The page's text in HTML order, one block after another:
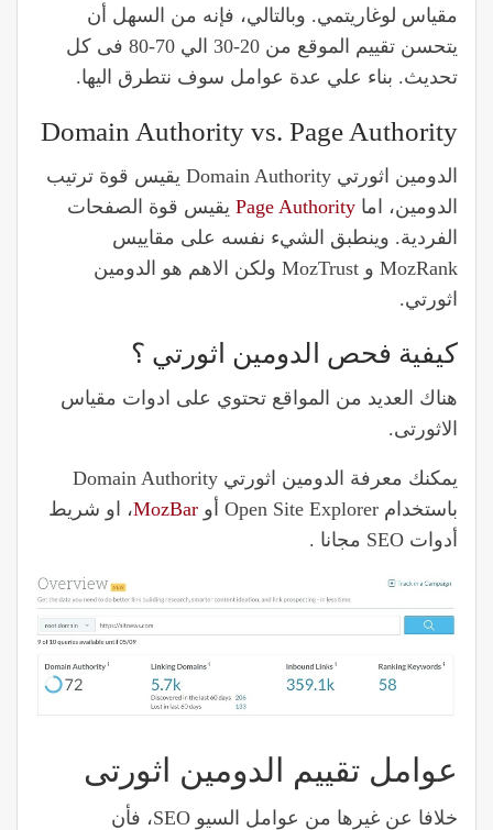
مقياس لوغاريتمي. وبالتالي، فإنه من السهل أن
يتحسن تقييم الموقع من 20-30 الي 70-80 فى كل
تحديث. بناء علي عدة عوامل سوف نتطرق اليها.
Domain Authority vs. Page Authority
الدومين اثورتي Domain Authority يقيس قوة ترتيب
الدومين، اما Page Authority يقيس قوة الصفحات
الفردية. وينطبق الشيء نفسه على مقاييس
MozRank و MozTrust ولكن الاهم هو الدومين
اثورتي.
كيفية فحص الدومين اثورتي ؟
هناك العديد من المواقع تحتوي على ادوات مقياس
الاثورتى.
يمكنك معرفة الدومين اثورتي Domain Authority
باستخدام Open Site Explorer أو
MozBar، او شريط
أدوات SEO مجانا .
عوامل تقييم الدومين اثورتى
خلافا عن غيرها من عوامل السيو SEO، فأن